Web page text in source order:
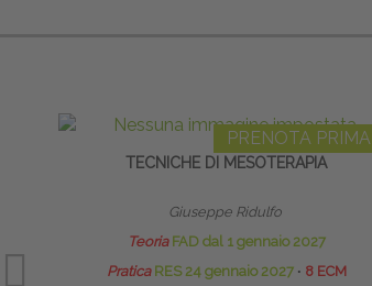
PRENOTA PRIMA
TECNICHE DI MESOTERAPIA
Giuseppe Ridulfo
Teoria FAD dal 1 gennaio 2027
PraticaRES 24 gennaio 2027 ∙ 8 ECM